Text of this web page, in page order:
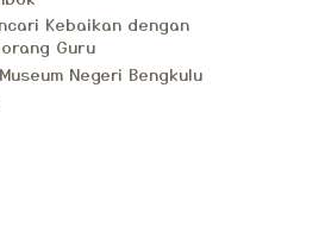
Kebaikan dengan
Guru
Negeri Bengkulu